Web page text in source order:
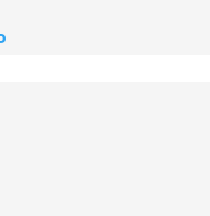
följde en kväll med
denna del av